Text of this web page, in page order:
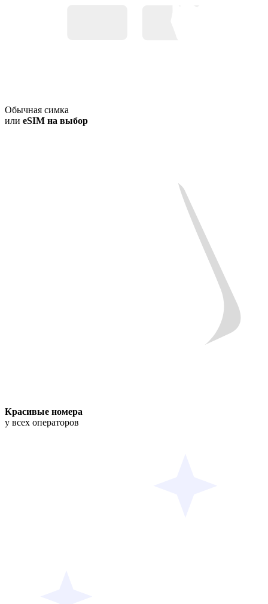
Обычная симка
или eSIM на выбор
Красивые номера
у всех операторов